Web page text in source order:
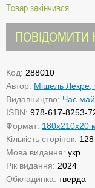
Товар закінчився
ПОВІДОМИТИ
Код: 288010
Автор: Мішель Лекре,
Видавництво: Час
ISBN: 978-617-8253-
Формат: 180x210x20
Кількість сторінок: 128
Мова видання: укр
Рік видання: 2024
Обкладинка: тверда